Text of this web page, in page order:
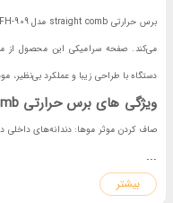
می‌کند. صفحه سرامیکی این محصول از
دستگاه با طراحی زیبا و عملکرد بی‌نظیر،
ویژگی های برس حرارتی straight comb
صاف کردن موثر موها: دندانه‌های داخلی
می‌دهند.
راحتی در استفاده: این طراحی به شما
...
بیشتر